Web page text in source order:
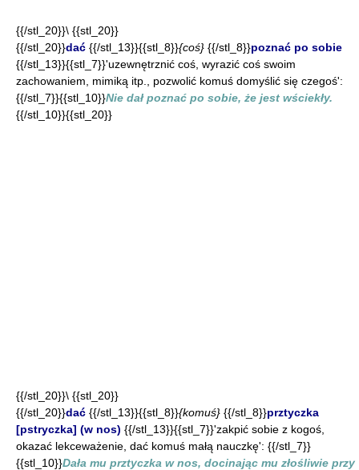
{{/stl_20}}\ {{stl_20}}
{{/stl_20}}dać {{/stl_13}}{{stl_8}}{coś} {{/stl_8}}poznać po sobie
{{/stl_13}}{{stl_7}}'uzewnętrznić coś, wyrazić coś swoim
zachowaniem, mimiką itp., pozwolić komuś domyślić się czegoś':
{{/stl_7}}{{stl_10}}Nie dał poznać po sobie, że jest wściekły.
{{/stl_10}}{{stl_20}}
{{/stl_20}}\ {{stl_20}}
{{/stl_20}}dać {{/stl_13}}{{stl_8}}{komuś} {{/stl_8}}prztyczka
[pstryczka] (w nos) {{/stl_13}}{{stl_7}}'zakpić sobie z kogoś,
okazać lekceważenie, dać komuś małą nauczkę': {{/stl_7}}
{{stl_10}}Dała mu prztyczka w nos, docinając mu złośliwie przy